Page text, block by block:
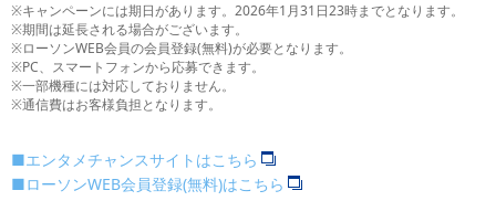
※キャンペーンには期日があります。2026年1月31日23時までとなります。
※期間は延長される場合がございます。
※ローソンWEB会員の会員登録(無料)が必要となります。
※PC、スマートフォンから応募できます。
※一部機種には対応しておりません。
※通信費はお客様負担となります。
■エンタメチャンスサイトはこちら
■ローソンWEB会員登録(無料)はこちら